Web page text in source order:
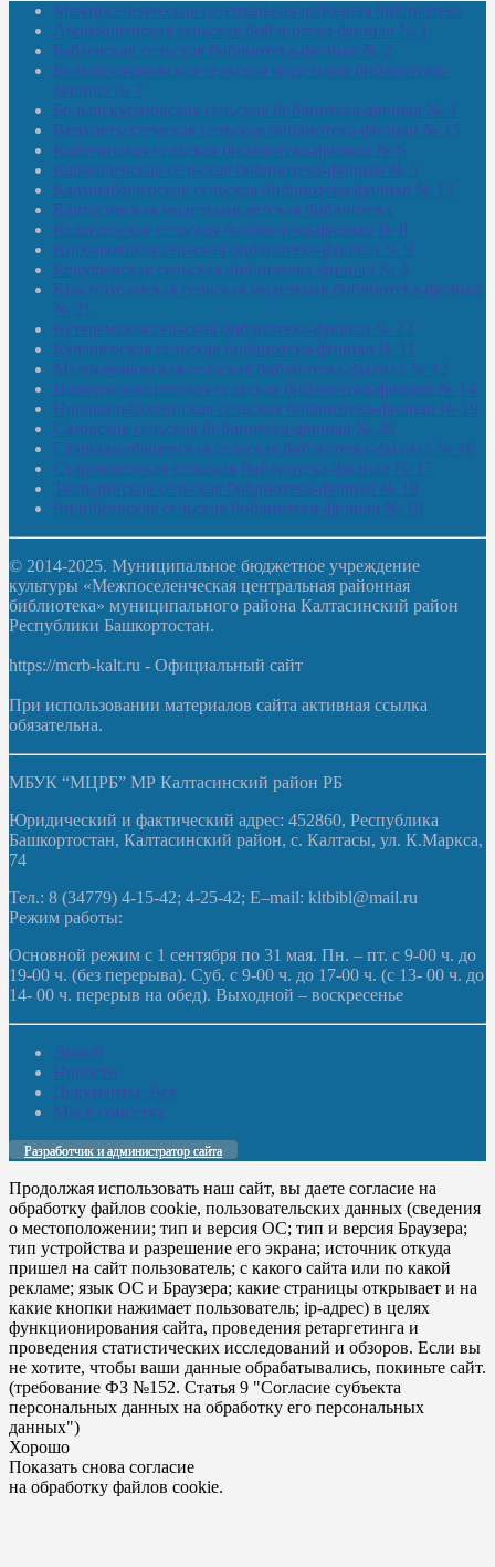
Межпоселенческая центральная районная библиотека
Амзибашевская сельская библиотека-филиал № 1
Бабаевская сельская библиотека-филиал № 2
Большекачаковская сельская модельная библиотека-
филиал № 7
Большекуразовская сельская библиотека-филиал № 3
Верхнетыхтемская сельская библиотека-филиал № 15
Калегинская сельская библиотека-филиал № 6
Калмашевская сельская библиотека-филиал № 5
Калмиябашевская сельская библиотека-филиал № 13
Калтасинская модельная детская библиотека
Кельтеевская сельская библиотека-филиал № 8
Киебаковская сельская библиотека-филиал № 9
Кокушевская сельская библиотека-филиал № 4
Краснохолмская сельская модельная библиотека-филиал
№ 21
Кутеремская сельская библиотека-филиал № 22
Кучашевская сельская библиотека-филиал № 11
Малокачаковская сельская библиотека-филиал № 12
Нижнекачмашевская сельская библиотека-филиал № 14
Новокильбахтинская сельская библиотека-филиал № 19
Сазовская сельская библиотека-филиал № 20
Староорьебашевская сельская библиотека-филиал № 16
Старояшевская сельская библиотека-филиал № 17
Тюльдинская сельская библиотека-филиал № 18
Чилибеевская сельская библиотека-филиал № 10
© 2014-2025. Муниципальное бюджетное учреждение
культуры «Межпоселенческая центральная районная
библиотека» муниципального района Калтасинский район
Республики Башкортостан.
https://mcrb-kalt.ru - Официальный сайт
При использовании материалов сайта активная ссылка
обязательна.
МБУК “МЦРБ” МР Калтасинский район РБ
Юридический и фактический адрес: 452860, Республика
Башкортостан, Калтасинский район, с. Калтасы, ул. К.Маркса,
74
Тел.: 8 (34779) 4-15-42; 4-25-42; E–mail: kltbibl@mail.ru
Режим работы:
Основной режим с 1 сентября по 31 мая. Пн. – пт. с 9-00 ч. до
19-00 ч. (без перерыва). Суб. с 9-00 ч. до 17-00 ч. (с 13- 00 ч. до
14- 00 ч. перерыв на обед). Выходной – воскресенье
Домой
Новости
Документы. Все
Мы в соцсетях
Разработчик и администратор сайта
Продолжая использовать наш сайт, вы даете согласие на
обработку файлов cookie, пользовательских данных (сведения
о местоположении; тип и версия ОС; тип и версия Браузера;
тип устройства и разрешение его экрана; источник откуда
пришел на сайт пользователь; с какого сайта или по какой
рекламе; язык ОС и Браузера; какие страницы открывает и на
какие кнопки нажимает пользователь; ip-адрес) в целях
функционирования сайта, проведения ретаргетинга и
проведения статистических исследований и обзоров. Если вы
не хотите, чтобы ваши данные обрабатывались, покиньте сайт.
(требование ФЗ №152. Статья 9 "Согласие субъекта
персональных данных на обработку его персональных
данных")
Хорошо
Показать снова согласие
на обработку файлов cookie.